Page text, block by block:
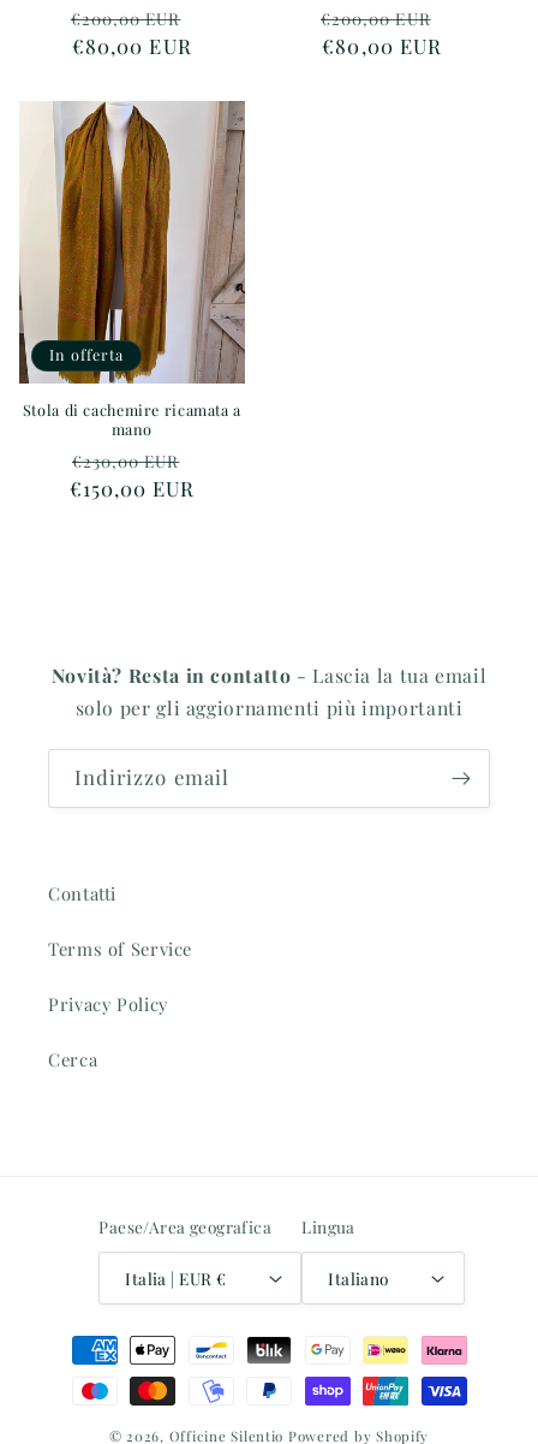
Prezzo
di
€200,00 EUR
€80,00 EUR
Prezzo
di
€200,00 EUR
€80,00 EUR
In offerta
Stola di cachemire ricamata a
mano
Prezzo
di
€230,00 EUR
scontato
€150,00 EUR
Novità? Resta in contatto - Lascia la tua email
solo per gli aggiornamenti più importanti
Indirizzo email
Contatti
Terms of Service
Privacy Policy
Cerca
Paese/Area geografica
Italia | EUR €
Lingua
Italiano
Metodi
pagamento
© 2026, Officine Silentio Powered by Shopify